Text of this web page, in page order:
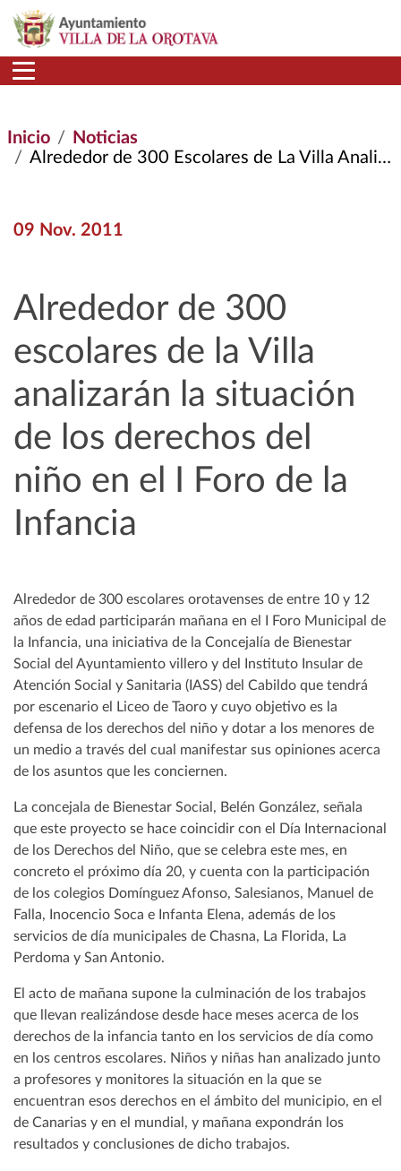
Pasar al contenido principal
Inicio
Noticias
Alrededor de 300 Escolares de La Villa Analizarán La Situación de Los Derechos del Niño En El I Foro de La Infancia
09 Nov. 2011
Alrededor de 300
escolares de la Villa
analizarán la situación
de los derechos del
niño en el I Foro de la
Infancia
Alrededor de 300 escolares orotavenses de entre 10 y 12
años de edad participarán mañana en el I Foro Municipal de
la Infancia, una iniciativa de la Concejalía de Bienestar
Social del Ayuntamiento villero y del Instituto Insular de
Atención Social y Sanitaria (IASS) del Cabildo que tendrá
por escenario el Liceo de Taoro y cuyo objetivo es la
defensa de los derechos del niño y dotar a los menores de
un medio a través del cual manifestar sus opiniones acerca
de los asuntos que les conciernen.
La concejala de Bienestar Social, Belén González, señala
que este proyecto se hace coincidir con el Día Internacional
de los Derechos del Niño, que se celebra este mes, en
concreto el próximo día 20, y cuenta con la participación
de los colegios Domínguez Afonso, Salesianos, Manuel de
Falla, Inocencio Soca e Infanta Elena, además de los
servicios de día municipales de Chasna, La Florida, La
Perdoma y San Antonio.
El acto de mañana supone la culminación de los trabajos
que llevan realizándose desde hace meses acerca de los
derechos de la infancia tanto en los servicios de día como
en los centros escolares. Niños y niñas han analizado junto
a profesores y monitores la situación en la que se
encuentran esos derechos en el ámbito del municipio, en el
de Canarias y en el mundial, y mañana expondrán los
resultados y conclusiones de dicho trabajos.